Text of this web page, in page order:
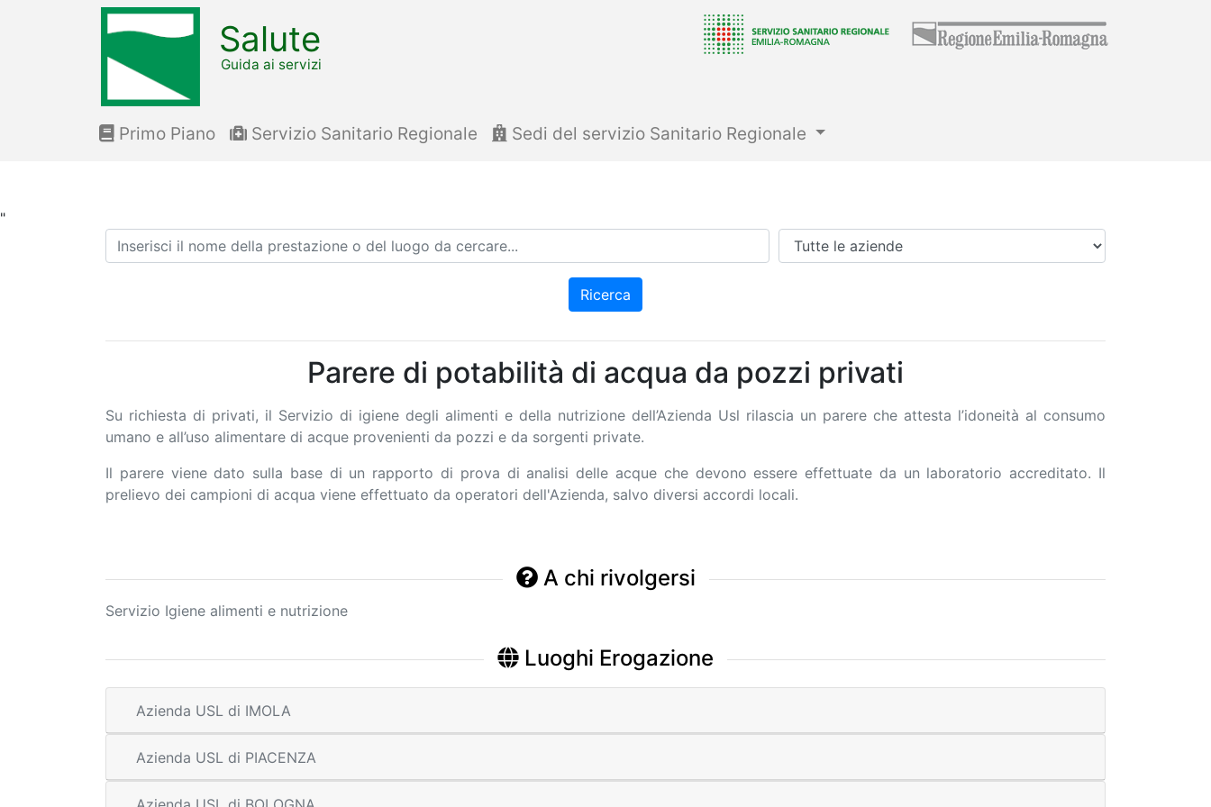
"
Salute
Guida ai servizi
Primo Piano Servizio Sanitario Regionale Sedi del servizio Sanitario Regionale
Ricerca Azienda
Ricerca
Parere di potabilità di acqua da pozzi privati
Su richiesta di privati, il Servizio di igiene degli alimenti e della nutrizione dell’Azienda Usl rilascia un parere che attesta l’idoneità al consumo
umano e all’uso alimentare di acque provenienti da pozzi e da sorgenti private.
Il parere viene dato sulla base di un rapporto di prova di analisi delle acque che devono essere effettuate da un laboratorio accreditato. Il
prelievo dei campioni di acqua viene effettuato da operatori dell'Azienda, salvo diversi accordi locali.
A chi rivolgersi
Servizio Igiene alimenti e nutrizione
Luoghi Erogazione
Azienda USL di IMOLA
Azienda USL di PIACENZA